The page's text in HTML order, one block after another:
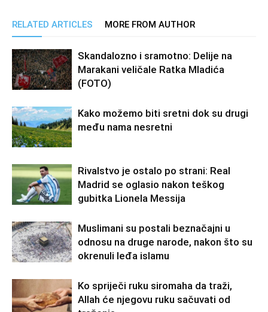
RELATED ARTICLES MORE FROM AUTHOR
Skandalozno i sramotno: Delije na
Marakani veličale Ratka Mladića
(FOTO)
Kako možemo biti sretni dok su drugi
među nama nesretni
Rivalstvo je ostalo po strani: Real
Madrid se oglasio nakon teškog
gubitka Lionela Messija
Muslimani su postali beznačajni u
odnosu na druge narode, nakon što su
okrenuli leđa islamu
Ko spriječi ruku siromaha da traži,
Allah će njegovu ruku sačuvati od